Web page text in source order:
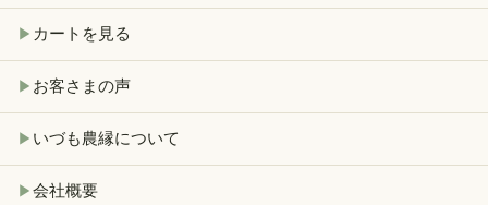
▶ カートを見る
▶ お客さまの声
▶ いづも農縁について
▶ 会社概要